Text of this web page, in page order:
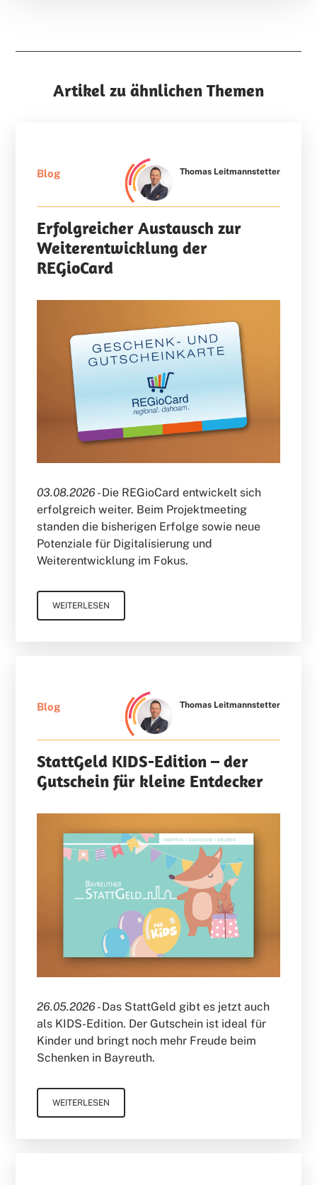
Artikel zu ähnlichen Themen
Blog Thomas Leitmannstetter
Erfolgreicher Austausch zur
Weiterentwicklung der
REGioCard
03.08.2026 -Die REGioCard entwickelt sich
erfolgreich weiter. Beim Projektmeeting
standen die bisherigen Erfolge sowie neue
Potenziale für Digitalisierung und
Weiterentwicklung im Fokus.
WEITERLESEN
Blog Thomas Leitmannstetter
StattGeld KIDS-Edition – der
Gutschein für kleine Entdecker
26.05.2026 -Das StattGeld gibt es jetzt auch
als KIDS-Edition. Der Gutschein ist ideal für
Kinder und bringt noch mehr Freude beim
Schenken in Bayreuth.
WEITERLESEN